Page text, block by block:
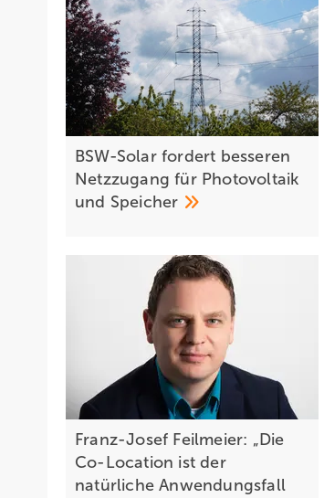
BSW-Solar fordert besseren
Netzzugang für Photovoltaik
und Speicher
Franz-Josef Feilmeier: „Die
Co-Location ist der
natürliche Anwendungsfall